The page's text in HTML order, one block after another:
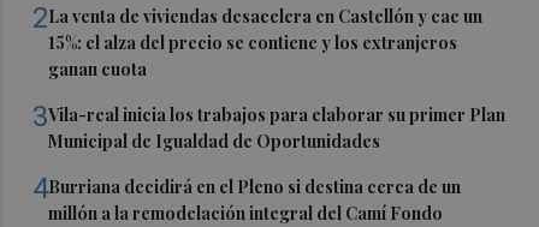
2La venta de viviendas desacelera en Castellón y cae un
15%: el alza del precio se contiene y los extranjeros
ganan cuota
3Vila-real inicia los trabajos para elaborar su primer Plan
Municipal de Igualdad de Oportunidades
4Burriana decidirá en el Pleno si destina cerca de un
millón a la remodelación integral del Camí Fondo